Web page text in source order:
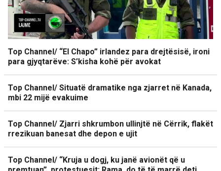
Top Channel/ “El Chapo” irlandez para drejtësisë, ironi
para gjyqtarëve: S’kisha kohë për avokat
Top Channel/ Situatë dramatike nga zjarret në Kanada,
mbi 22 mijë evakuime
Top Channel/ Zjarri shkrumbon ullinjtë në Cërrik, flakët
rrezikuan banesat dhe depon e ujit
Top Channel/ “Kruja u dogj, ku janë avionët që u